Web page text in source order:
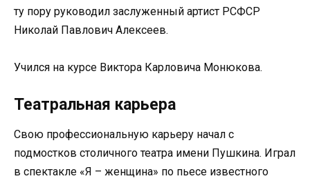
ту пору руководил заслуженный артист РСФСР
Николай Павлович Алексеев.
Учился на курсе Виктора Карловича Монюкова.
Театральная карьера
Свою профессиональную карьеру начал с
подмостков столичного театра имени Пушкина. Играл
в спектакле «Я – женщина» по пьесе известного